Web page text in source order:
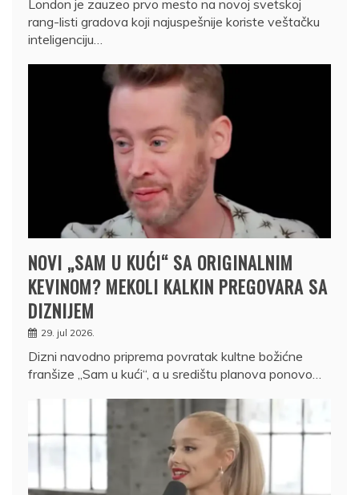
London je zauzeo prvo mesto na novoj svetskoj
rang-listi gradova koji najuspešnije koriste veštačku
inteligenciju…
NOVI „SAM U KUĆI“ SA ORIGINALNIM
KEVINOM? MEKOLI KALKIN PREGOVARA SA
DIZNIJEM
29. jul 2026.
Dizni navodno priprema povratak kultne božićne
franšize „Sam u kući“, a u središtu planova ponovo…